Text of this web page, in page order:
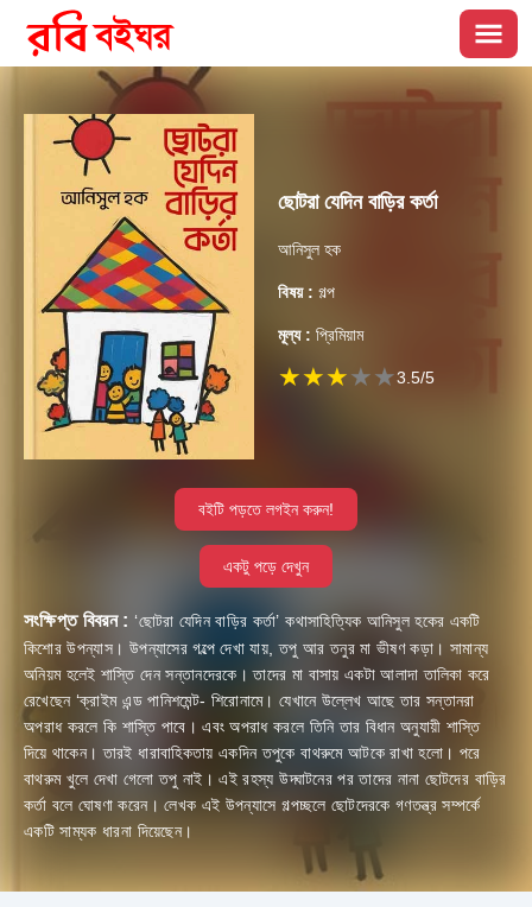
ছোটরা যেদিন বাড়ির কর্তা
আনিসুল হক
বিষয় : গল্প
মূল্য : প্রিমিয়াম
★★★★★3.5/5
বইটি পড়তে লগইন করুন!
একটু পড়ে দেখুন
সংক্ষিপ্ত বিবরন : ‘ছোটরা যেদিন বাড়ির কর্তা’ কথাসাহিত্যিক আনিসুল হকের একটি
কিশোর উপন্যাস। উপন্যাসের গল্পে দেখা যায়, তপু আর তনুর মা ভীষণ কড়া। সামান্য
অনিয়ম হলেই শাস্তি দেন সন্তানদেরকে। তাদের মা বাসায় একটা আলাদা তালিকা করে
রেখেছেন ‘ক্রাইম এন্ড পানিশমেন্ট- শিরোনামে। যেখানে উল্লেখ আছে তার সন্তানরা
অপরাধ করলে কি শাস্তি পাবে। এবং অপরাধ করলে তিনি তার বিধান অনুযায়ী শাস্তি
দিয়ে থাকেন। তারই ধারাবাহিকতায় একদিন তপুকে বাথরুমে আটকে রাখা হলো। পরে
বাথরুম খুলে দেখা গেলো তপু নাই। এই রহস্য উদ্ঘাটনের পর তাদের নানা ছোটদের বাড়ির
কর্তা বলে ঘোষণা করেন। লেখক এই উপন্যাসে গল্পচ্ছলে ছোটদেরকে গণতন্ত্র সম্পর্কে
একটি সাম্যক ধারনা দিয়েছেন।